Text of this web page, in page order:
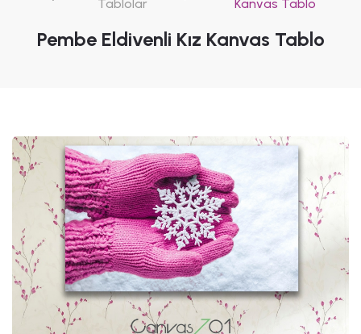
Tablolar
Kanvas Tablo
Pembe Eldivenli Kız Kanvas Tablo